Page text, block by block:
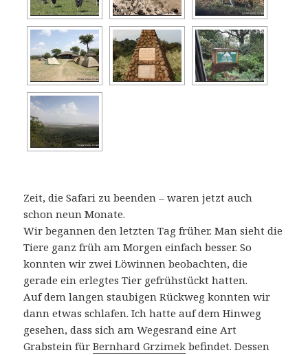
Zeit, die Safari zu beenden – waren jetzt auch
schon neun Monate.
Wir begannen den letzten Tag früher. Man sieht die
Tiere ganz früh am Morgen einfach besser. So
konnten wir zwei Löwinnen beobachten, die
gerade ein erlegtes Tier gefrühstückt hatten.
Auf dem langen staubigen Rückweg konnten wir
dann etwas schlafen. Ich hatte auf dem Hinweg
gesehen, dass sich am Wegesrand eine Art
Grabstein fürBernhard Grzimek befindet. Dessen